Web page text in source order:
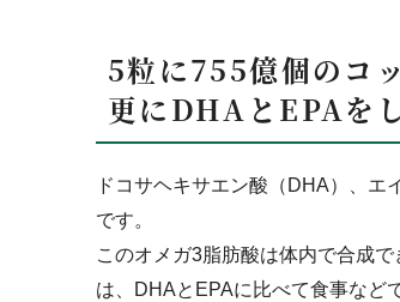
5粒に755億個のコ
更にDHAとEPAを
ドコサヘキサエン酸（DHA）、エ
です。
このオメガ3脂肪酸は体内で合成
は、DHAとEPAに比べて食事など